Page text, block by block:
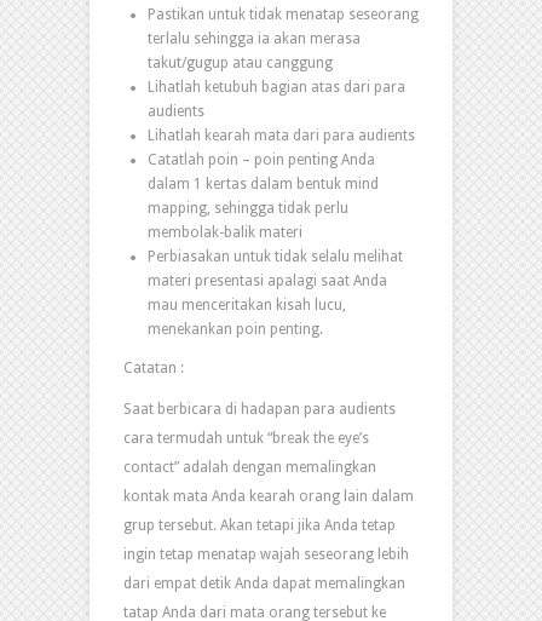
Pastikan untuk tidak menatap seseorang
terlalu sehingga ia akan merasa
takut/gugup atau canggung
Lihatlah ketubuh bagian atas dari para
audients
Lihatlah kearah mata dari para audients
Catatlah poin – poin penting Anda
dalam 1 kertas dalam bentuk mind
mapping, sehingga tidak perlu
membolak-balik materi
Perbiasakan untuk tidak selalu melihat
materi presentasi apalagi saat Anda
mau menceritakan kisah lucu,
menekankan poin penting.
Catatan :
Saat berbicara di hadapan para audients
cara termudah untuk “break the eye’s
contact” adalah dengan memalingkan
kontak mata Anda kearah orang lain dalam
grup tersebut. Akan tetapi jika Anda tetap
ingin tetap menatap wajah seseorang lebih
dari empat detik Anda dapat memalingkan
tatap Anda dari mata orang tersebut ke